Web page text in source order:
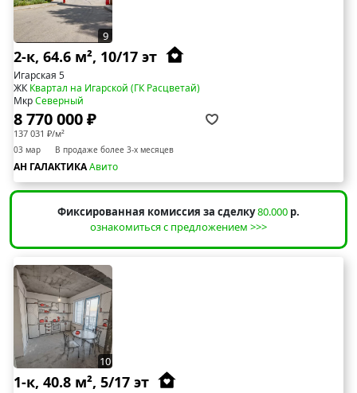
9
2-к, 64.6 м², 10/17 эт
Игарская 5
ЖККвартал на Игарской (ГК Расцветай)
МкрСеверный
8 770 000 ₽
137 031 ₽/м²
03 мар В продаже более 3-х месяцев
АН ГАЛАКТИКААвито
Фиксированная комиссия за сделку80.000 р.
ознакомиться с предложением >>>
10
1-к, 40.8 м², 5/17 эт